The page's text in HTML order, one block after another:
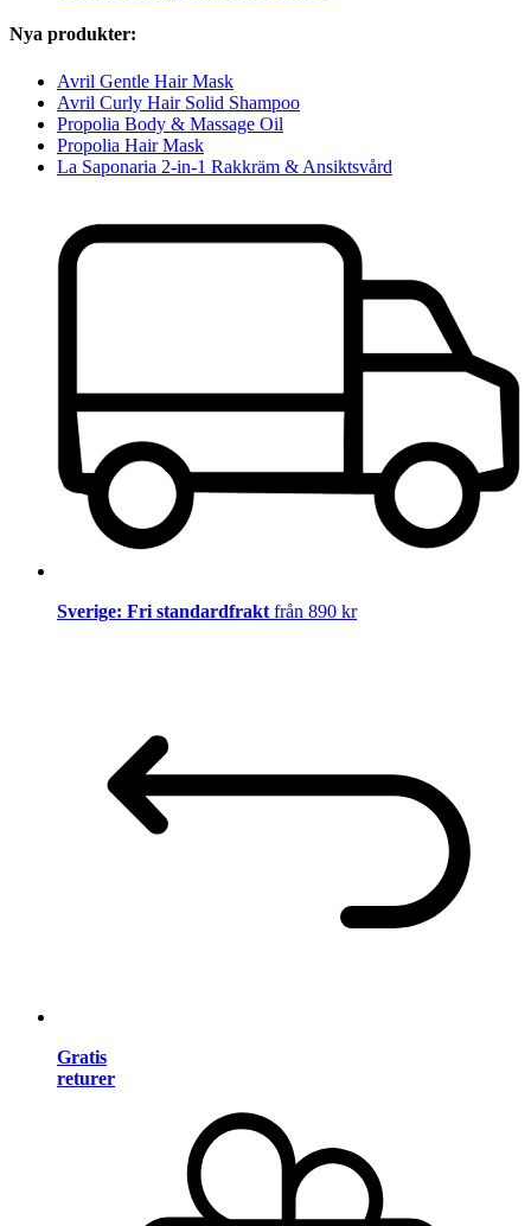
Nya produkter:
Avril Gentle Hair Mask
Avril Curly Hair Solid Shampoo
Propolia Body & Massage Oil
Propolia Hair Mask
La Saponaria 2-in-1 Rakkräm & Ansiktsvård
Sverige: Fri standardfrakt från 890 kr
Gratis
returer